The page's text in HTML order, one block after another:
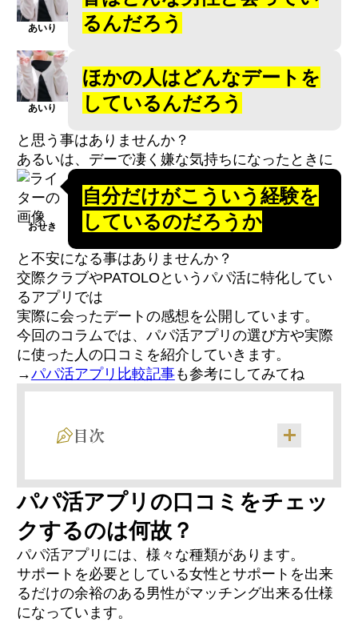
あいり
るんだろう
あいり
ほかの人はどんなデートを
しているんだろう
と思う事はありませんか？
あるいは、デーで凄く嫌な気持ちになったときに
おせき
自分だけがこういう経験を
しているのだろうか
と不安になる事はありませんか？
交際クラブやPATOLOというパパ活に特化してい
るアプリでは
実際に会ったデートの感想を公開しています。
今回のコラムでは、パパ活アプリの選び方や実際
に使った人の口コミを紹介していきます。
→パパ活アプリ比較記事も参考にしてみてね
目次
①写真よりも実物が綺麗
②会話を楽しめる
③礼儀正しさや言葉の使い方
パパ活アプリの口コミをチェッ
クするのは何故？
パパ活アプリには、様々な種類があります。
サポートを必要としている女性とサポートを出来
るだけの余裕のある男性がマッチング出来る仕様
になっています。